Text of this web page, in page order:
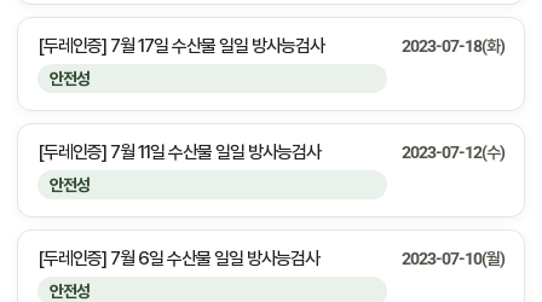
안전성
[두레인증] 7월 17일 수산물 일일 방사능검사 2023-07-18(화)
안전성
[두레인증] 7월 11일 수산물 일일 방사능검사 2023-07-12(수)
안전성
[두레인증] 7월 6일 수산물 일일 방사능검사 2023-07-10(월)